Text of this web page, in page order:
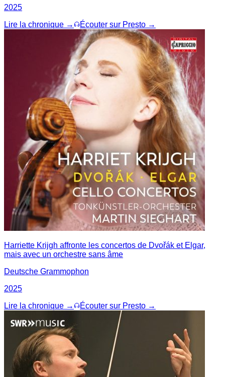
2025
Lire la chronique →
Écouter sur Presto →
Harriette Krijgh affronte les concertos de Dvořák et Elgar,
mais avec un orchestre sans âme
Deutsche Grammophon
2025
Lire la chronique →
Écouter sur Presto →